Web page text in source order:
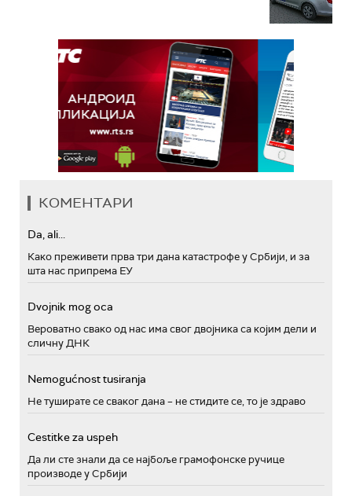
КОМЕНТАРИ
Da, ali...
Како преживети прва три дана катастрофе у Србији, и за
шта нас припрема ЕУ
Dvojnik mog oca
Вероватно свако од нас има свог двојника са којим дели и
сличну ДНК
Nemogućnost tusiranja
Не туширате се сваког дана – не стидите се, то је здраво
Cestitke za uspeh
Да ли сте знали да се најбоље грамофонске ручице
производе у Србији